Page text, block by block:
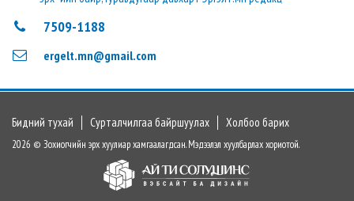
7509-1188
ergelt.mn@gmail.com
Бидний тухай Сурталчилгаа байршуулах Холбоо барих
2026 © Зохиогчийн эрх хуулиар хамгаалагдсан. Мэдээлэл хуулбарлах хориотой.